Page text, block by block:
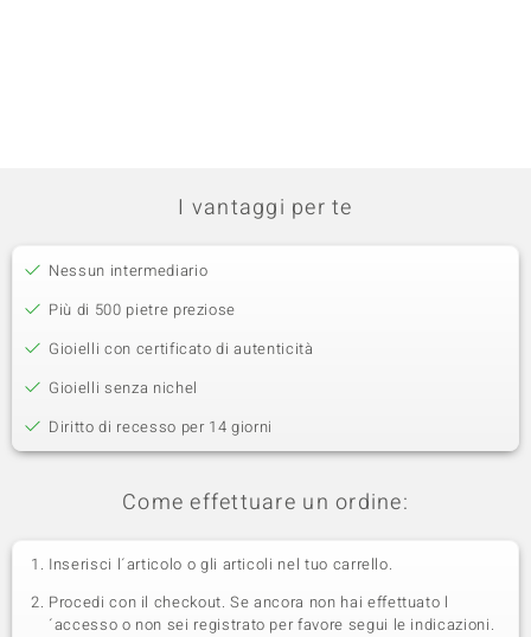
I vantaggi per te
Nessun intermediario
Più di 500 pietre preziose
Gioielli con certificato di autenticità
Gioielli senza nichel
Diritto di recesso per 14 giorni
Come effettuare un ordine:
Inserisci l´articolo o gli articoli nel tuo carrello.
Procedi con il checkout. Se ancora non hai effettuato l
´accesso o non sei registrato per favore segui le indicazioni.